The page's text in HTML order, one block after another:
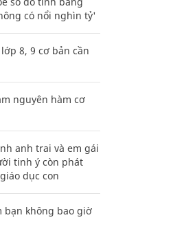
có nổi nghìn tỷ'
8, 9 cơ bản cần
nguyên hàm cơ
anh trai và em gái
tinh ý còn phát
dục con
bạn không bao giờ